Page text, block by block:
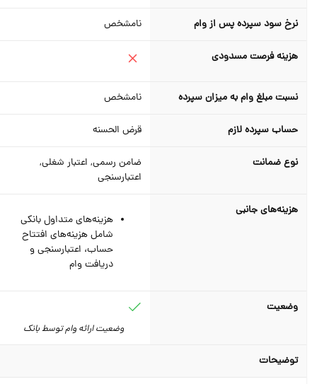
نرخ سود سپرده پس از وام نامشخص
هزینه فرصت مسدودی
نسبت مبلغ وام به میزان سپرده نامشخص
حساب سپرده لازم قرض الحسنه
نوع ضمانت
ضامن رسمی, اعتبار شغلی,
اعتبارسنجی
هزینه‌های جانبی
هزینه‌های متداول بانکی
شامل هزینه‌های افتتاح
حساب، اعتبارسنجی و
دریافت وام
وضعیت
وضعیت ارائه وام توسط بانک
توضیحات